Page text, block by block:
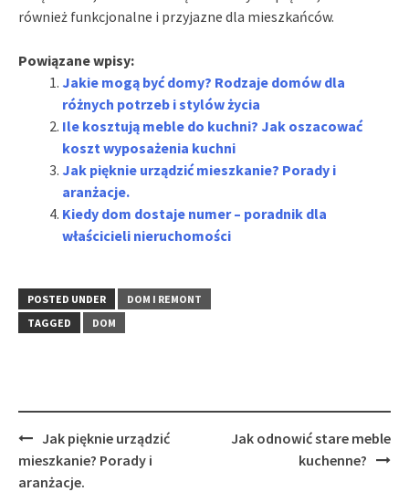
również funkcjonalne i przyjazne dla mieszkańców.
Powiązane wpisy:
Jakie mogą być domy? Rodzaje domów dla
różnych potrzeb i stylów życia
Ile kosztują meble do kuchni? Jak oszacować
koszt wyposażenia kuchni
Jak pięknie urządzić mieszkanie? Porady i
aranżacje.
Kiedy dom dostaje numer – poradnik dla
właścicieli nieruchomości
POSTED UNDER
DOM I REMONT
TAGGED
DOM
Post
navigation
Jak pięknie urządzić
mieszkanie? Porady i
aranżacje.
Jak odnowić stare meble
kuchenne?